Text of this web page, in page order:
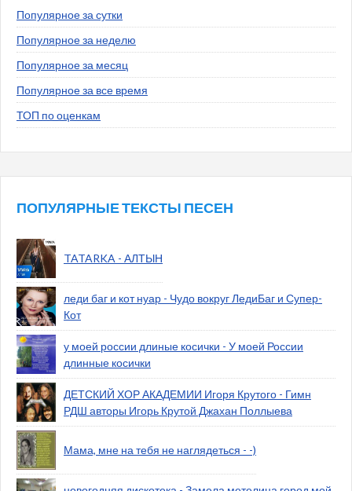
Популярное за сутки
Популярное за неделю
Популярное за месяц
Популярное за все время
ТОП по оценкам
ПОПУЛЯРНЫЕ ТЕКСТЫ ПЕСЕН
TATARKA - АЛТЫН
леди баг и кот нуар - Чудо вокруг ЛедиБаг и Супер-
Кот
у моей россии длиные косички - У моей России
длинные косички
ДЕТСКИЙ ХОР АКАДЕМИИ Игоря Крутого - Гимн
РДШ авторы Игорь Крутой Джахан Поллыева
Мама, мне на тебя не наглядеться - -)